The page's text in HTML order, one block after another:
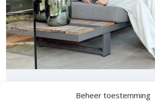
Beheer toestemming